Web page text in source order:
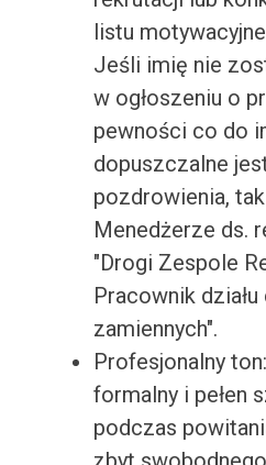
listu
Jeśli imię nie
w ogłoszeniu o
pewności co do
dopuszczalne
pozdrowienia,
Menedżerze ds.
"Drogi Zespole
Pracownik
zamiennych".
Profesjonalny
formalny i pełen
podczas